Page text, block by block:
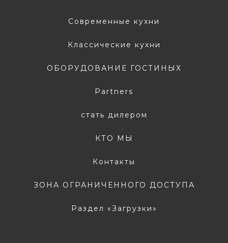
Современные кухни
Классические кухни
ОБОРУДОВАНИЕ ГОСТИНЫХ
Partners
стать дилером
КТО МЫ
Контакты
ЗОНА ОГРАНИЧЕННОГО ДОСТУПА
Раздел «Загрузки»